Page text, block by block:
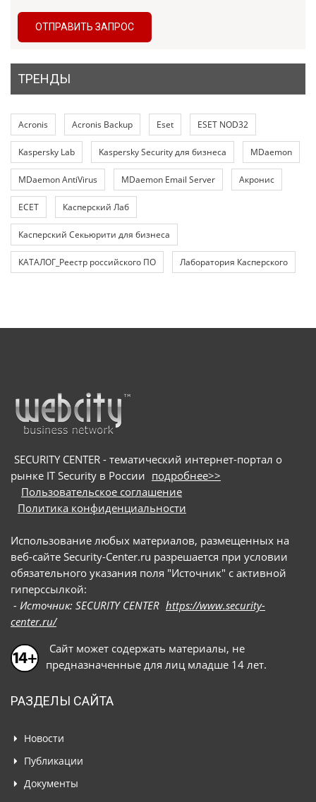
ОТПРАВИТЬ ЗАПРОС
ТРЕНДЫ
Acronis Acronis Backup Eset ESET NOD32
Kaspersky Lab Kaspersky Security для бизнеса MDaemon
MDaemon AntiVirus MDaemon Email Server Акронис
ЕСЕТ Касперский Лаб
Касперский Секьюрити для бизнеса
КАТАЛОГ_Реестр российского ПО Лаборатория Касперского
SECURITY CENTER - тематический интернет-портал о
рынке IT Security в России подробнее>>
Пользовательское соглашение
Политика конфиденциальности
Использование любых материалов, размещенных на
веб-сайте Security-Center.ru разрешается при условии
обязательного указания поля "Источник" с активной
гиперссылкой:
- Источник: SECURITY CENTER https://www.security-
center.ru/
Сайт может содержать материалы, не
предназначенные для лиц младше 14 лет.
РАЗДЕЛЫ САЙТА
Новости
Публикации
Документы